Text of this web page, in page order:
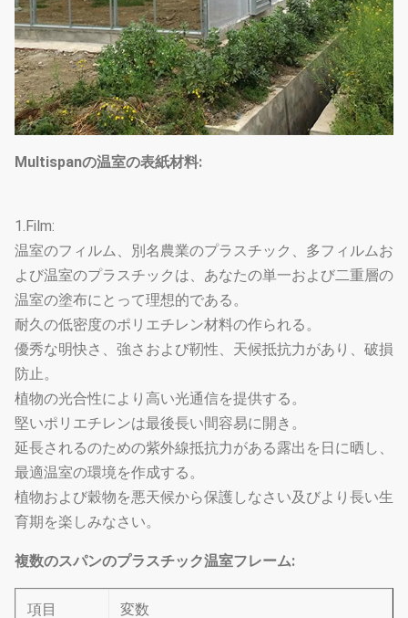
Multispanの温室の表紙材料:
1.Film:
温室のフィルム、別名農業のプラスチック、多フィルムお
よび温室のプラスチックは、あなたの単一および二重層の
温室の塗布にとって理想的である。
耐久の低密度のポリエチレン材料の作られる。
優秀な明快さ、強さおよび靭性、天候抵抗力があり、破損
防止。
植物の光合性により高い光通信を提供する。
堅いポリエチレンは最後長い間容易に開き。
延長されるのための紫外線抵抗力がある露出を日に晒し、
最適温室の環境を作成する。
植物および穀物を悪天候から保護しなさい及びより長い生
育期を楽しみなさい。
複数のスパンのプラスチック温室フレーム:
項目 変数